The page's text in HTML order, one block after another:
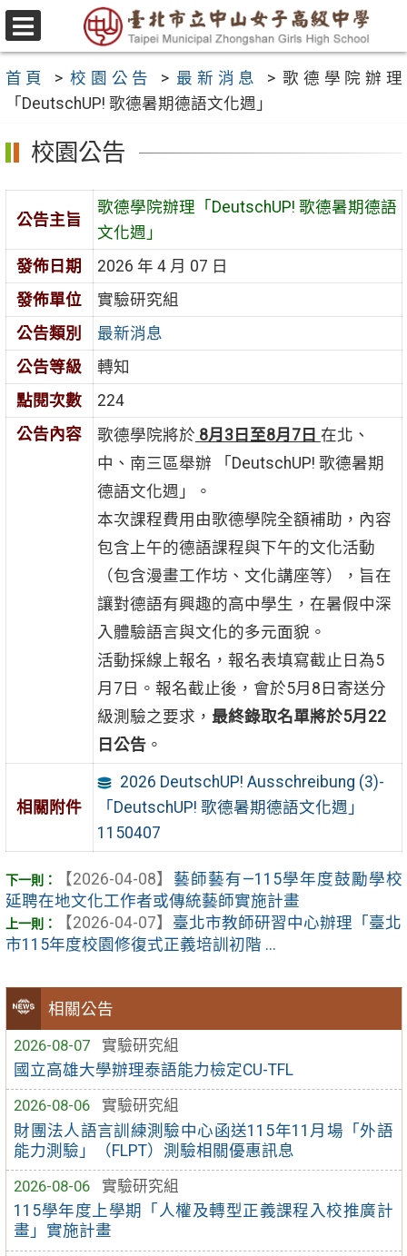
跳
至
要
容
區
選
單
首頁 >校園公告 > 最新消息 >歌德學院辦理
「DeutschUP! 歌德暑期德語文化週」
相關公告
2026-08-07
實驗研究組
國立高雄大學辦理泰語能力檢定CU-TFL
2026-08-06
實驗研究組
財團法人語言訓練測驗中心函送115年11月場「外語
能力測驗」（FLPT）測驗相關優惠訊息
2026-08-06
實驗研究組
115學年度上學期「人權及轉型正義課程入校推廣計
畫」實施計畫
校園公告
公告主旨
歌德學院辦理「DeutschUP! 歌德暑期德語
文化週」
發佈日期
2026 年 4 月 07 日
發佈單位
實驗研究組
公告類別
最新消息
公告等級
轉知
點閱次數
224
公告內容
歌德學院將於 8月3日至8月7日 在北、
中、南三區舉辦 「DeutschUP! 歌德暑期
德語文化週」。
本次課程費用由歌德學院全額補助，內容
包含上午的德語課程與下午的文化活動
（包含漫畫工作坊、文化講座等），旨在
讓對德語有興趣的高中學生，在暑假中深
入體驗語言與文化的多元面貌。
活動採線上報名，報名表填寫截止日為5
月7日。報名截止後，會於5月8日寄送分
級測驗之要求， 最終錄取名單將於5月22
日公告。
相關附件
2026 DeutschUP! Ausschreibung (3)-
「DeutschUP! 歌德暑期德語文化週」
1150407
【2026-04-08】
藝師藝有—115學年度鼓勵學校
延聘在地文化工作者或傳統藝師實施計畫
【2026-04-07】 臺北市教師研習中心辦理「臺北
市115年度校園修復式正義培訓初階 ...